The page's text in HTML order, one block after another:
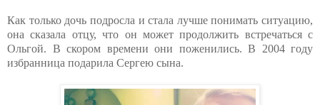
Как только дочь подросла и стала лучше понимать ситуацию,
она сказала отцу, что он может продолжить встречаться с
Ольгой. В скором времени они поженились. В 2004 году
избранница подарила Сергею сына.